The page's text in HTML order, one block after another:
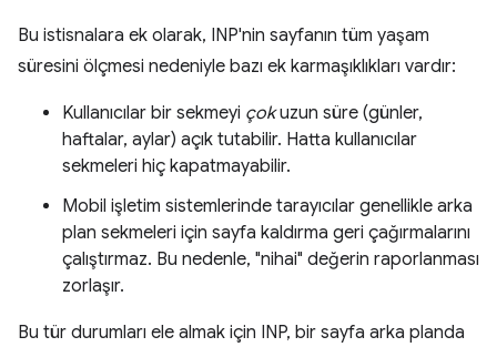
Bu istisnalara ek olarak, INP'nin sayfanın tüm yaşam
süresini ölçmesi nedeniyle bazı ek karmaşıklıkları vardır:
Kullanıcılar bir sekmeyi çokuzun süre (günler,
haftalar, aylar) açık tutabilir. Hatta kullanıcılar
sekmeleri hiç kapatmayabilir.
Mobil işletim sistemlerinde tarayıcılar genellikle arka
plan sekmeleri için sayfa kaldırma geri çağırmalarını
çalıştırmaz. Bu nedenle, "nihai" değerin raporlanması
zorlaşır.
Bu tür durumları ele almak için INP, bir sayfa arka planda